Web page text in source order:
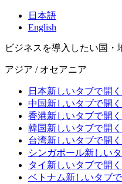
日本語
English
ビジネスを導入したい国・
アジア / オセアニア
日本新しいタブで開く
中国新しいタブで開く
香港新しいタブで開く
韓国新しいタブで開く
台湾新しいタブで開く
シンガポール新しい
タイ 新しいタブで開く
ベトナム新しいタブで